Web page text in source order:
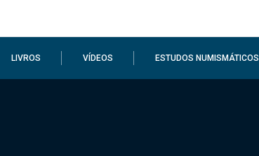
LIVROS VÍDEOS ESTUDOS NUMISMÁTICOS